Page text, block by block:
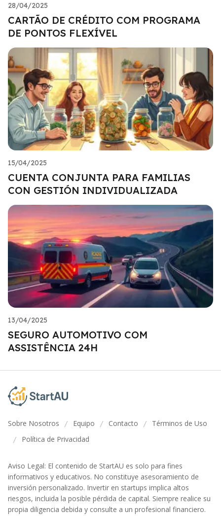
28/04/2025
CARTÃO DE CRÉDITO COM PROGRAMA
DE PONTOS FLEXÍVEL
15/04/2025
CUENTA CONJUNTA PARA FAMILIAS
CON GESTIÓN INDIVIDUALIZADA
13/04/2025
SEGURO AUTOMOTIVO COM
ASSISTÊNCIA 24H
Sobre Nosotros / Equipo / Contacto / Términos de Uso
/ Política de Privacidad
Aviso Legal: El contenido de StartAU es solo para fines
informativos y educativos. No constituye asesoramiento de
inversión personalizado. Invertir en startups implica altos
riesgos, incluida la posible pérdida de capital. Siempre realice su
propia diligencia debida y consulte a un profesional financiero.